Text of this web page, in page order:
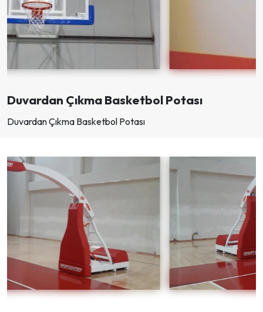
Duvardan Çıkma Basketbol Potası
Duvardan Çıkma Basketbol Potası